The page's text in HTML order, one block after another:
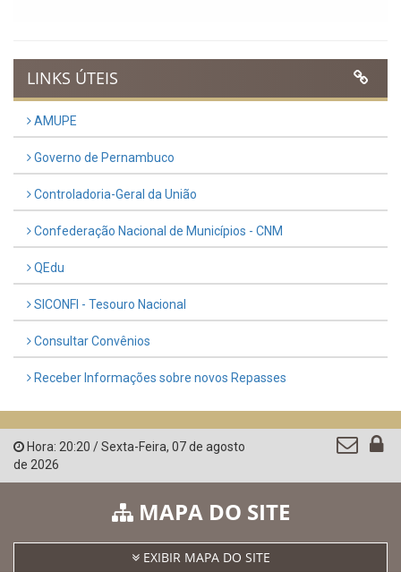
LINKS ÚTEIS
AMUPE
Governo de Pernambuco
Controladoria-Geral da União
Confederação Nacional de Municípios - CNM
QEdu
SICONFI - Tesouro Nacional
Consultar Convênios
Receber Informações sobre novos Repasses
Hora: 20:20 /Sexta-Feira, 07 de agosto
de 2026
MAPA DO SITE
EXIBIR MAPA DO SITE